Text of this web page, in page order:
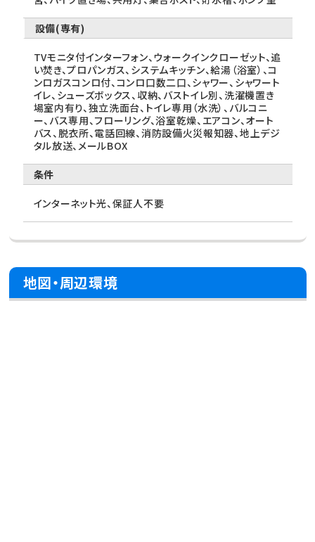
設備(専有)
TVモニタ付インターフォン、ウォークインクローゼット、追
い焚き、プロパンガス、システムキッチン、給湯（浴室）、コ
ンロガスコンロ付、コンロ口数二口、シャワー、シャワート
イレ、シューズボックス、収納、バストイレ別、洗濯機置き
場室内有り、独立洗面台、トイレ専用（水洗）、バルコニ
ー、バス専用、フローリング、浴室乾燥、エアコン、オート
バス、脱衣所、電話回線、消防設備火災報知器、地上デジ
タル放送、メールBOX
条件
インターネット光、保証人不要
地図・周辺環境